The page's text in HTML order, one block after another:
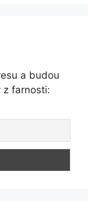
a budou
z farnosti: